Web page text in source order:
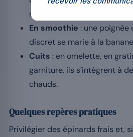
nutritionnel.
En smoothie : une poignée
discret se marie à la
Cuits : en omelette, en
garniture, ils s’intègrent à
chauds.
Quelques repères pratiques
Privilégier des épinards frais et,